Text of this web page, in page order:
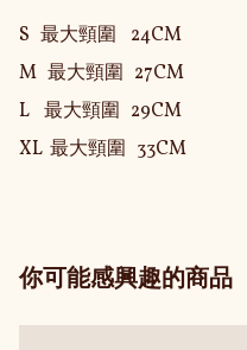
S   最大頸圍    24CM
M   最大頸圍   27CM
L    最大頸圍   29CM
XL  最大頸圍   33CM
你可能感興趣的商品